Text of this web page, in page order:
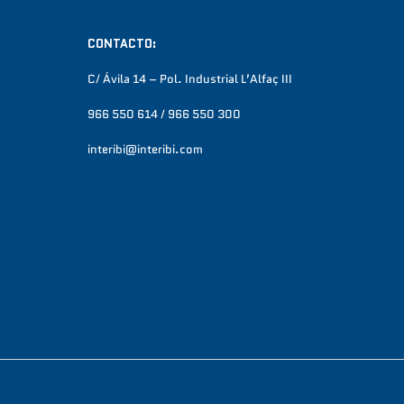
CONTACTO:
C/ Ávila 14 – Pol. Industrial L’Alfaç III
966 550 614 / 966 550 300
interibi@interibi.com